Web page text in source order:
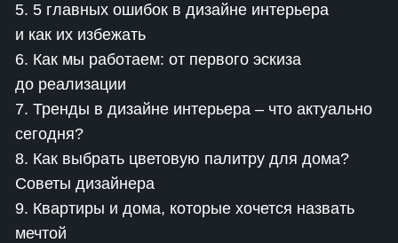
5. 5 главных ошибок в дизайне интерьера
и как их избежать
6. Как мы работаем: от первого эскиза
до реализации
7. Тренды в дизайне интерьера – что актуально
сегодня?
8. Как выбрать цветовую палитру для дома?
Советы дизайнера
9. Квартиры и дома, которые хочется назвать
мечтой